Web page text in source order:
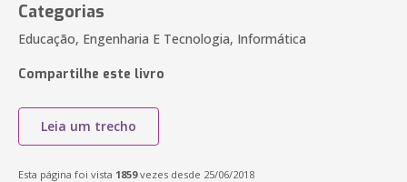
Categorias
Educação, Engenharia E Tecnologia, Informática
Compartilhe este livro
Leia um trecho
Esta página foi vista 1859vezes desde 25/06/2018